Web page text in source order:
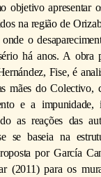
objetivo apresentar
na região de
o
há anos. A obra
Fise, é
mães do Colectivo,
e a impunidade,
as reações das
se baseia na
por García
(2011) para os